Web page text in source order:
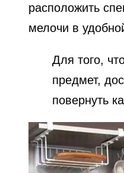
расположить
мелочи в
Для того,
предмет,
повернуть